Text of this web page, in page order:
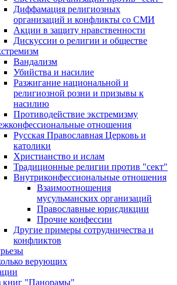
Диффамация религиозных
организаций и конфликты со СМИ
Акции в защиту нравственности
Дискуссии о религии и обществе
Вандализм
Убийства и насилие
Разжигание национальной и
религиозной розни и призывы к
насилию
Противодействие экстремизму
отношения
Русская Православная Церковь и
католики
Христианство и ислам
Традиционные религии против "сект"
Внутриконфессиональные отношения
Взаимоотношения
мусульманских организаций
Православные юрисдикции
Прочие конфессии
Другие примеры сотрудничества и
конфликтов
верующих
книг "Панорамы"